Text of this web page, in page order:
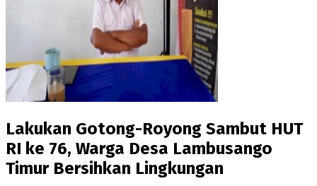
Lakukan Gotong-Royong Sambut HUT
RI ke 76, Warga Desa Lambusango
Timur Bersihkan Lingkungan